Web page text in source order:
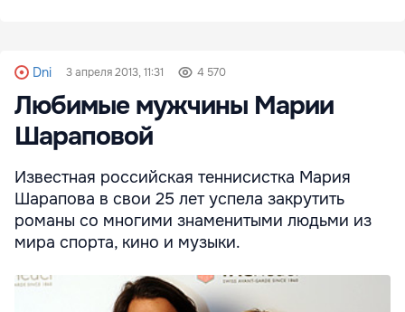
Dni 3 апреля 2013, 11:31 4 570
Любимые мужчины Марии
Шараповой
Известная российская теннисистка Мария
Шарапова в свои 25 лет успела закрутить
романы со многими знаменитыми людьми из
мира спорта, кино и музыки.